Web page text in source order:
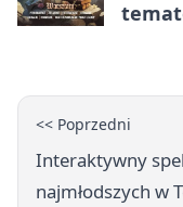
<< Poprzedni
Interaktywny
najmłodszych w